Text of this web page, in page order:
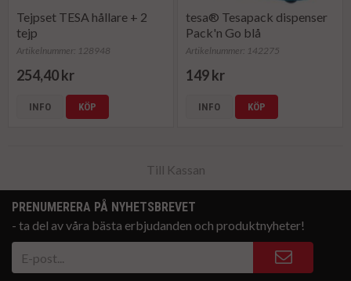
Tejpset TESA hållare + 2
tejp
Artikelnummer: 128948
254,40 kr
INFO KÖP
tesa® Tesapack dispenser
Pack'n Go blå
Artikelnummer: 142275
149 kr
INFO KÖP
Till Kassan
PRENUMERERA PÅ NYHETSBREVET
- ta del av våra bästa erbjudanden och produktnyheter!